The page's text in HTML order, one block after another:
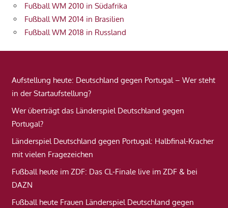
Fußball WM 2010 in Südafrika
Fußball WM 2014 in Brasilien
Fußball WM 2018 in Russland
Aufstellung heute: Deutschland gegen Portugal – Wer steht
in der Startaufstellung?
Wer überträgt das Länderspiel Deutschland gegen
Portugal?
Länderspiel Deutschland gegen Portugal: Halbfinal-Kracher
mit vielen Fragezeichen
Fußball heute im ZDF: Das CL-Finale live im ZDF & bei
DAZN
Fußball heute Frauen Länderspiel Deutschland gegen